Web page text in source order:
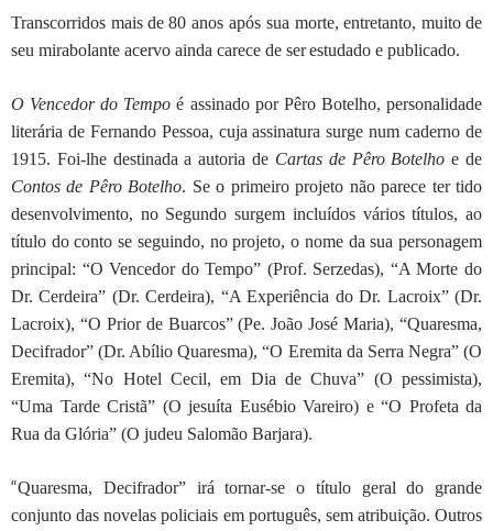
Transcorridos mais de 80 anos após sua morte, entretanto, muito de
seu mirabolante acervo ainda carece de serestudado e publicado.
O Vencedor do Tempo é assinado por Pêro Botelho, personalidade
literária de Fernando Pessoa, cuja assinatura surge num caderno de
1915. Foi-lhe destinada a autoria de Cartas de Pêro Botelho e de
Contos de Pêro Botelho. Se o primeiro projeto não parece ter tido
desenvolvimento, no Segundo surgem incluídos vários títulos, ao
título do conto se seguindo, no projeto, o nome da sua personagem
principal: “O Vencedor do Tempo” (Prof. Serzedas), “A Morte do
Dr. Cerdeira” (Dr. Cerdeira), “A Experiência do Dr. Lacroix” (Dr.
Lacroix), “O Prior de Buarcos” (Pe. João José Maria), “Quaresma,
Decifrador” (Dr. Abílio Quaresma), “O Eremita da Serra Negra” (O
Eremita), “No Hotel Cecil, em Dia de Chuva” (O pessimista),
“Uma Tarde Cristã” (O jesuíta Eusébio Vareiro) e “O Profeta da
Rua da Glória” (O judeu Salomão Barjara).
“Quaresma, Decifrador” irá tornar-se o título geral do grande
conjunto das novelas policiais em português, sem atribuição. Outros